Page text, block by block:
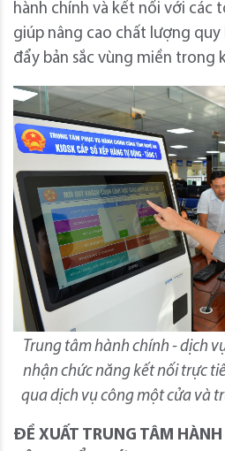
hành chính và kết nối với các
giúp nâng cao chất lượng
đẩy bản sắc vùng miền trong
Trung tâm hành chính - dịch
nhận chức năng kết nối trực
qua dịch vụ công một cửa và
ĐỀ XUẤT TRUNG TÂM